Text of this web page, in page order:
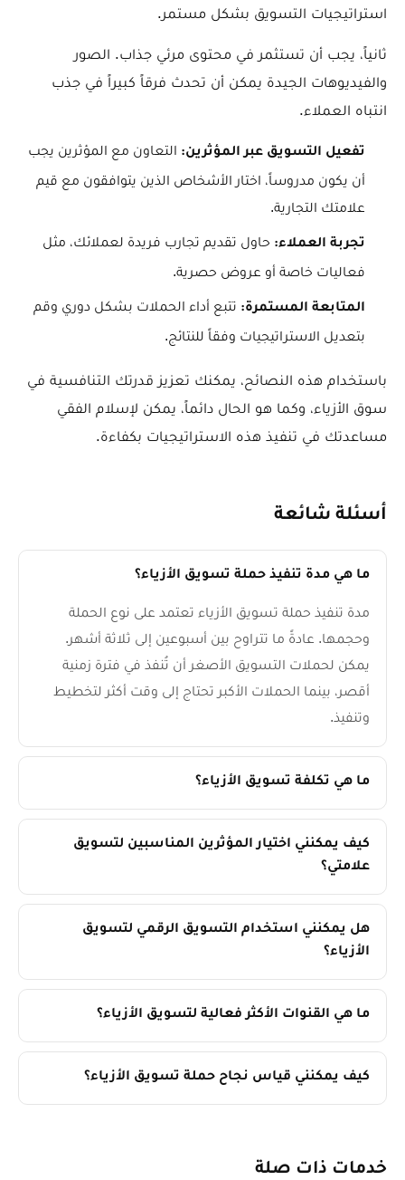
استراتيجيات التسويق بشكل مستمر.
ثانياً، يجب أن تستثمر في محتوى مرئي جذاب. الصور
والفيديوهات الجيدة يمكن أن تحدث فرقاً كبيراً في جذب
انتباه العملاء.
تفعيل التسويق عبر المؤثرين: التعاون مع المؤثرين يجب
أن يكون مدروساً، اختار الأشخاص الذين يتوافقون مع قيم
علامتك التجارية.
تجربة العملاء: حاول تقديم تجارب فريدة لعملائك، مثل
فعاليات خاصة أو عروض حصرية.
المتابعة المستمرة: تتبع أداء الحملات بشكل دوري وقم
بتعديل الاستراتيجيات وفقاً للنتائج.
باستخدام هذه النصائح، يمكنك تعزيز قدرتك التنافسية في
سوق الأزياء، وكما هو الحال دائماً، يمكن لإسلام الفقي
مساعدتك في تنفيذ هذه الاستراتيجيات بكفاءة.
أسئلة شائعة
ما هي مدة تنفيذ حملة تسويق الأزياء؟
مدة تنفيذ حملة تسويق الأزياء تعتمد على نوع الحملة
وحجمها. عادةً ما تتراوح بين أسبوعين إلى ثلاثة أشهر.
يمكن لحملات التسويق الأصغر أن تُنفذ في فترة زمنية
أقصر، بينما الحملات الأكبر تحتاج إلى وقت أكثر لتخطيط
وتنفيذ.
ما هي تكلفة تسويق الأزياء؟
كيف يمكنني اختيار المؤثرين المناسبين لتسويق
علامتي؟
هل يمكنني استخدام التسويق الرقمي لتسويق
الأزياء؟
ما هي القنوات الأكثر فعالية لتسويق الأزياء؟
كيف يمكنني قياس نجاح حملة تسويق الأزياء؟
خدمات ذات صلة